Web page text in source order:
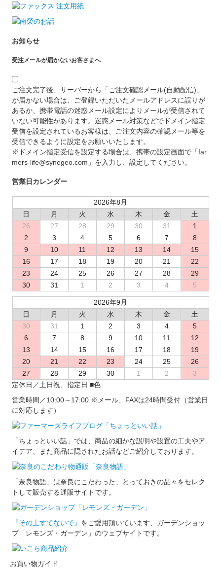
お知らせ
受注メールが届かないお客さまへ
ご注文完了後、サーバーから「ご注文確認メール(自動配信)」
が届かない場合は、ご登録いただいたメールアドレスに誤りが
あるか、携帯電話の迷惑メール設定によりメールが受信されて
いない可能性があります。迷惑メール対策などでドメイン指定
受信を設定されているお客様は、ご注文内容の確認メール等を
受信できるように設定をお願いいたします。
※ドメイン指定受信を設定する場合は、携帯の設定画面で「far
mers-life@synegeo.com」を入力し、設定してください。
営業日カレンダー
2026年8月
日
月 火 水 木 金
土
26
27 28 29 30 31
1
2
3 4 5 6 7
8
9
10 11 12 13 14
15
16
17 18 19 20 21
22
23
24 25 26 27 28
29
30
31 1 2 3 4 5
2026年9月
日
月 火 水 木 金
土
30
31 1 2 3 4
5
6
7 8 9 10 11
12
13
14 15 16 17 18
19
20
21 22 23 24 25
26
27
28 29 30 1 2
3
定休日／土日祝、指定日■色
営業時間／10:00～17:00 ※メール、FAXは24時間受付（営業日
に対応します）
「ちょっといい話」では、商品の細かな説明や設置の工夫やア
イデア、また商品に隠されたお話などご紹介しております。
「奈良物語」は奈良にこだわった、とっておきの品々をセレク
トして販売する通販サイトです。
『その土すてないで』 をご愛用頂いています、ガーデンショッ
プ「レモンズ・ガーデン」のウェブサイトです。
お買い物ガイド